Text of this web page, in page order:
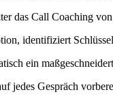
das Call Coaching
identifiziert
ein
jedes Gespräch